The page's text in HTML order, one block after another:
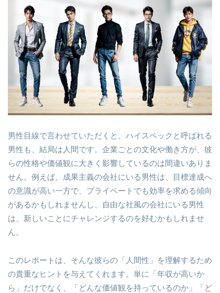
男性目線で言わせていただくと、ハイスペックと呼ばれる
男性も、結局は人間です。企業ごとの文化や働き方が、彼
らの性格や価値観に大きく影響しているのは間違いありま
せん。例えば、成果主義の会社にいる男性は、目標達成へ
の意識が高い一方で、プライベートでも効率を求める傾向
があるかもしれませんし、自由な社風の会社にいる男性
は、新しいことにチャレンジするのを好むかもしれませ
ん。
このレポートは、そんな彼らの「人間性」を理解するため
の貴重なヒントを与えてくれます。単に「年収が高いか
ら」だけでなく、「どんな価値観を持っているのか」「ど